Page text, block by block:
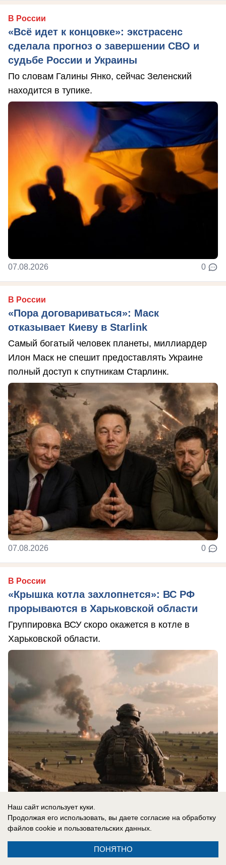
В России
«Всё идет к концовке»: экстрасенс
сделала прогноз о завершении СВО и
судьбе России и Украины
По словам Галины Янко, сейчас Зеленский
находится в тупике.
07.08.2026 0
В России
«Пора договариваться»: Маск
отказывает Киеву в Starlink
Самый богатый человек планеты, миллиардер
Илон Маск не спешит предоставлять Украине
полный доступ к спутникам Старлинк.
07.08.2026 0
В России
«Крышка котла захлопнется»: ВС РФ
прорываются в Харьковской области
Группировка ВСУ скоро окажется в котле в
Харьковской области.
07.08.2026 0
Новости СМИ2
Наш сайт использует куки.
Продолжая его использовать, вы даете согласие на обработку
файлов cookie и пользовательских данных.
ПОНЯТНО